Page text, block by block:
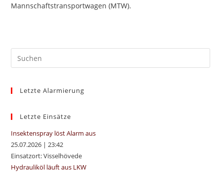
Mannschaftstransportwagen (MTW).
Letzte Alarmierung
Letzte Einsätze
Insektenspray löst Alarm aus
25.07.2026 |23:42
Einsatzort: Visselhövede
Hydrauliköl läuft aus LKW